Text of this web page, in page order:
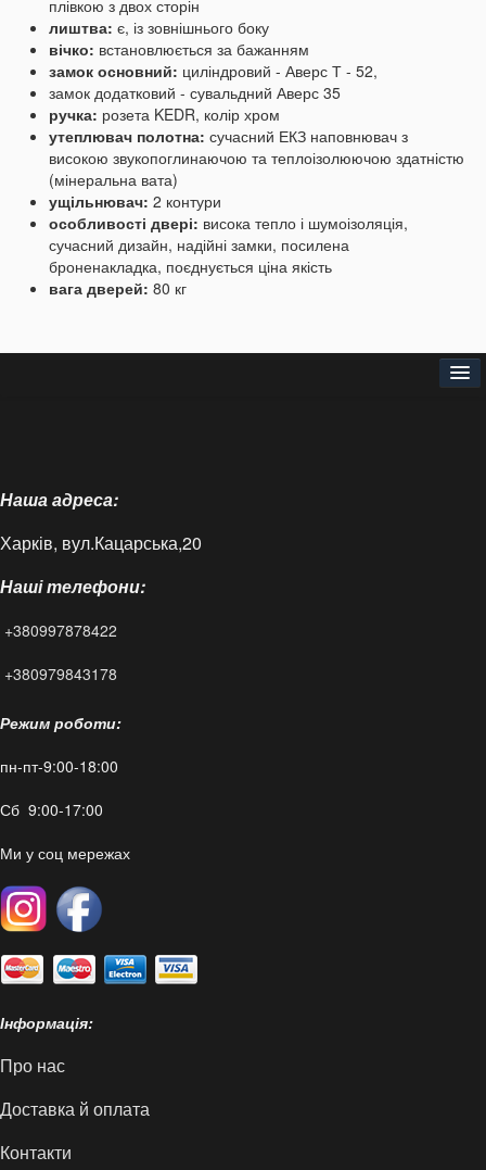
плівкою з двох сторін
лиштва: є, із зовнішнього боку
вічко: встановлюється за бажанням
замок основний: циліндровий - Аверс Т - 52,
замок додатковий - сувальдний Аверс 35
ручка: розета KEDR, колір хром
утеплювач полотна: сучасний ЕКЗ наповнювач з
високою звукопоглинаючою та теплоізолюючою здатністю
(мінеральна вата)
ущільнювач: 2 контури
особливості двері: висока тепло і шумоізоляція,
сучасний дизайн, надійні замки, посилена
броненакладка, поєднується ціна якість
вага дверей: 80 кг
Доставка і оплата
Контакти
Статті
FAQ
Наша адреса:
Харків, вул.Кацарська,20
Наші телефони:
+380997878422
+380979843178
Режим роботи:
пн-пт-9:00-18:00
Сб 9:00-17:00
Ми у соц мережах
Інформація:
Про нас
Доставка й оплата
Контакти